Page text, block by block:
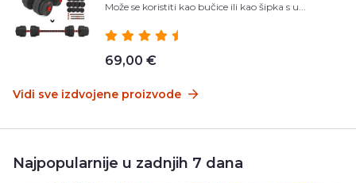
Može se koristiti kao bučice ili kao šipka s u...
69,00 €
Vidi sve izdvojene proizvode
Najpopularnije u zadnjih 7 dana